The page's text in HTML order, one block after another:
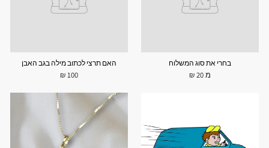
בחרי את סוג המשלוח
מ 20 ₪
האם תרצי לכתוב מילה בגב האבן
100 ₪